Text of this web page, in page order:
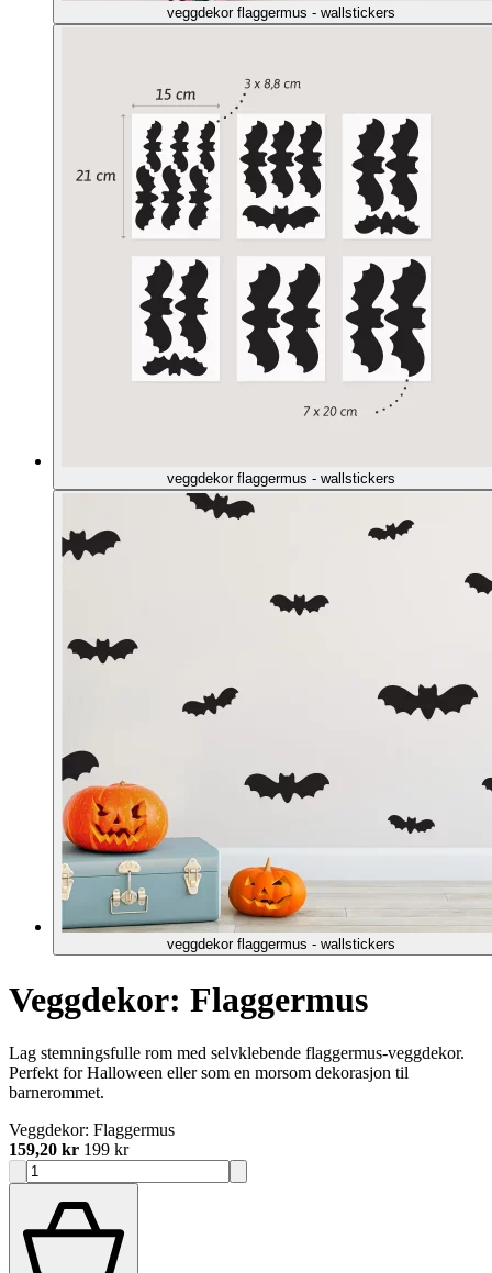
veggdekor flaggermus - wallstickers
veggdekor flaggermus - wallstickers
veggdekor flaggermus - wallstickers
Veggdekor: Flaggermus
Lag stemningsfulle rom med selvklebende flaggermus-veggdekor.
Perfekt for Halloween eller som en morsom dekorasjon til
barnerommet.
Veggdekor: Flaggermus
159,20 kr 199 kr